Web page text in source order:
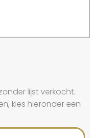
lijst verkocht.
kies hieronder een